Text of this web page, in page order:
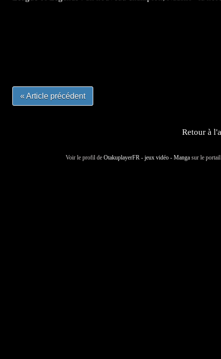
« Article précédent
Retour à
Voir le profil de OtakuplayerFR - jeux vidéo - Manga sur le